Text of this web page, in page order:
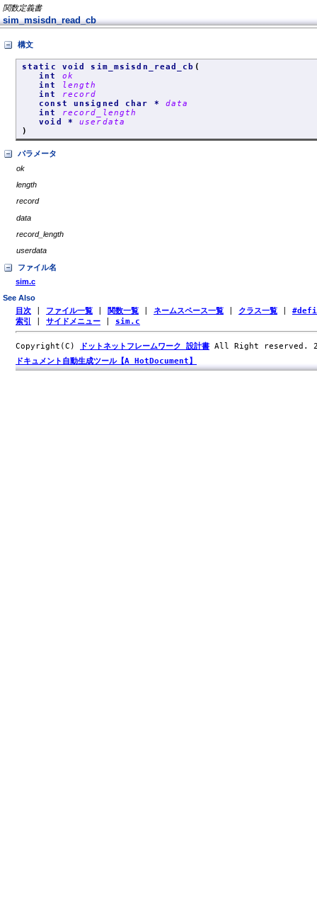
関数定義書
sim_msisdn_read_cb
構文
static void sim_msisdn_read_cb (
int ok
int
length
int record
const unsigned char * data
int record_length
void *userdata
)
パラメータ
ok
length
record
data
record_length
userdata
ファイル名
sim.c
See Also
目次 ファイル一覧 関数一覧 ネームスペース一覧 クラス一覧
索引
サイドメニュー sim.c
Copyright(C) ドットネットフレームワーク 設計書 All Right reserved.
ドキュメント自動生成ツール【A HotDocument】